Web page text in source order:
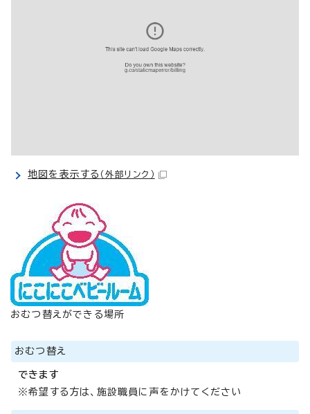
地図を表示する （外部リンク）
おむつ替えができる場所
おむつ替え
できます
※希望する方は、施設職員に声をかけてください